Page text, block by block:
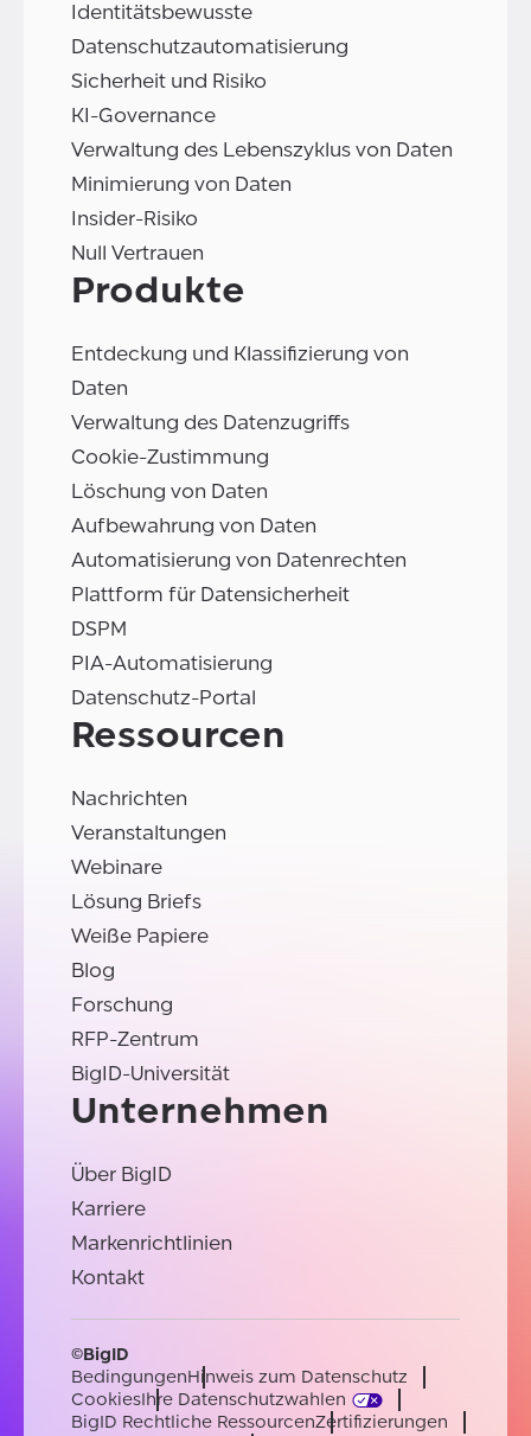
Identitätsbewusste
Datenschutzautomatisierung
Sicherheit und Risiko
KI-Governance
Verwaltung des Lebenszyklus von Daten
Minimierung von Daten
Insider-Risiko
Null Vertrauen
Produkte
Entdeckung und Klassifizierung von
Daten
Verwaltung des Datenzugriffs
Cookie-Zustimmung
Löschung von Daten
Aufbewahrung von Daten
Automatisierung von Datenrechten
Plattform für Datensicherheit
DSPM
PIA-Automatisierung
Datenschutz-Portal
Ressourcen
Nachrichten
Veranstaltungen
Webinare
Lösung Briefs
Weiße Papiere
Blog
Forschung
RFP-Zentrum
BigID-Universität
Unternehmen
Über BigID
Karriere
Markenrichtlinien
Kontakt
©BigID
BedingungenHinweis zum Datenschutz
CookiesIhre Datenschutzwahlen
BigID Rechtliche RessourcenZertifizierungen